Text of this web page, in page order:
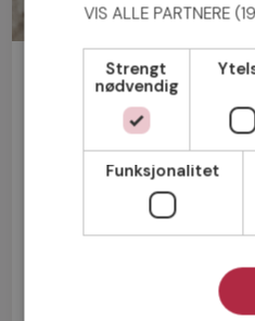
Bli medlem gratis!
Mann
VIS ALLE PARTNERE
Strengt
nødvendig
Funksjonalitet